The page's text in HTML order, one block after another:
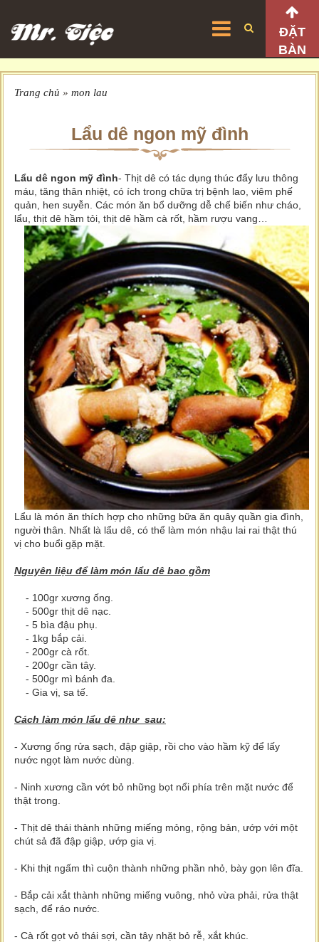
ĐẶT
BÀN
Trang chủ » mon lau
Lẩu dê ngon mỹ đình
Lẩu dê ngon mỹ đình- Thịt dê có tác dụng thúc đẩy lưu thông
máu, tăng thân nhiệt, có ích trong chữa trị bệnh lao, viêm phế
quản, hen suyễn. Các món ăn bổ dưỡng dễ chế biến như cháo,
lẩu, thịt dê hầm tỏi, thịt dê hầm cà rốt, hầm rượu vang…
Lẩu là món ăn thích hợp cho những bữa ăn quây quần gia đình,
người thân. Nhất là lẩu dê, có thể làm món nhậu lai rai thật thú
vị cho buổi gặp mặt.
Nguyên liệu để làm món lẩu dê bao gồm
- 100gr xương ống.
- 500gr thịt dê nạc.
- 5 bìa đậu phụ.
- 1kg bắp cải.
- 200gr cà rốt.
- 200gr cần tây.
- 500gr mì bánh đa.
- Gia vị, sa tế.
Cách làm món lẩu dê như sau:
- Xương ống rửa sạch, đập giập, rồi cho vào hầm kỹ để lấy
nước ngọt làm nước dùng.
- Ninh xương cần vớt bỏ những bọt nổi phía trên mặt nước để
thật trong.
- Thịt dê thái thành những miếng mỏng, rộng bản, ướp với một
chút sả đã đập giập, ướp gia vị.
- Khi thịt ngấm thì cuộn thành những phần nhỏ, bày gọn lên đĩa.
- Bắp cải xắt thành những miếng vuông, nhỏ vừa phải, rửa thật
sạch, để ráo nước.
- Cà rốt gọt vỏ thái sợi, cần tây nhặt bỏ rễ, xắt khúc.